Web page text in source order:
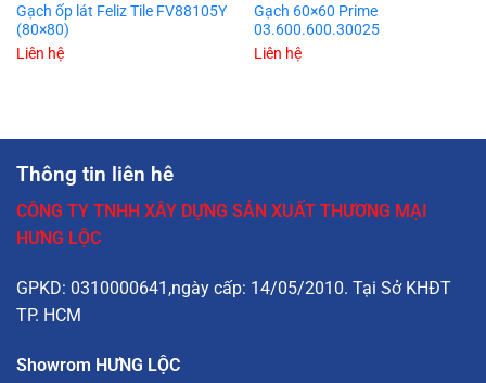
Gạch ốp lát Feliz Tile FV88105Y
(80×80)
Liên hệ
Gạch 60×60 Prime
03.600.600.30025
Liên hệ
Thông tin liên hê
CÔNG TY TNHH XÂY DỰNG SẢN XUẤT THƯƠNG MẠI
HƯNG LỘC
GPKD: 0310000641,ngày cấp: 14/05/2010. Tại Sở KHĐT
TP. HCM
Showrom HƯNG LỘC